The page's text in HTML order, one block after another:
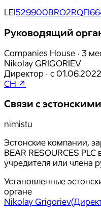
LEI
Руководящий
Companies House · 3
Nikolay GRIGORIEV
Директор · с 01.06.2022
CH ↗
Связи с
nimistu
Эстонские компании,
BEAR RESOURCES PLC
учредителя или члена
Установленные
органе
Nikolay Grigoriev(